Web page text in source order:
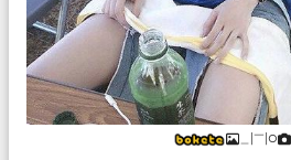
＿|￣|○